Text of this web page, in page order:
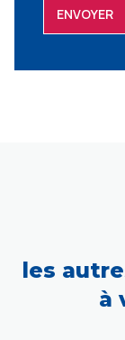
ENVOYER
les
à